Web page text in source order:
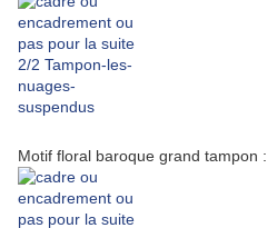
Motif floral baroque grand tampon :